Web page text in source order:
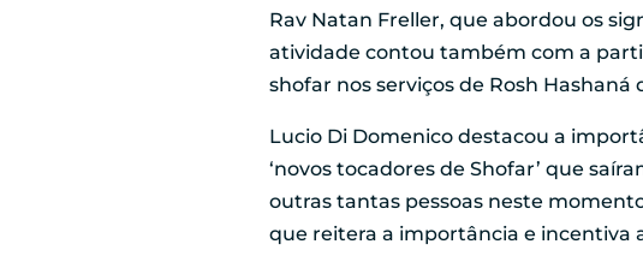
Rav Natan Freller, que abordou os
atividade contou também com a
shofar nos serviços de Rosh Hashaná
Lucio Di Domenico destacou a
‘novos tocadores de Shofar’ que
outras tantas pessoas neste
que reitera a importância e incentiva